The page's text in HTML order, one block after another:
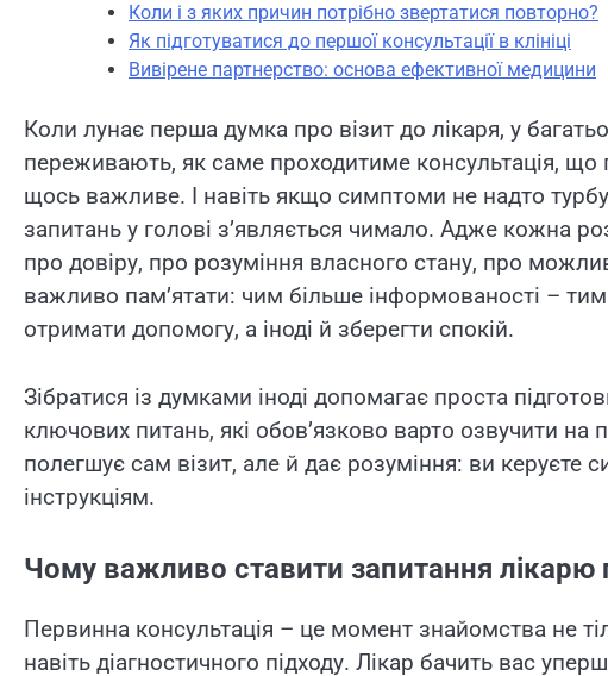
Коли і з яких причин потрібно звертатися повторно?
Як підготуватися до першої консультації в клініці
Вивірене партнерство: основа ефективної медицини
Коли лунає перша думка про візит до лікаря, у
переживають, як саме проходитиме консультація, що
щось важливе. І навіть якщо симптоми не надто
запитань у голові з’являється чимало. Адже кожна
про довіру, про розуміння власного стану, про
важливо пам’ятати: чим більше інформованості –
отримати допомогу, а іноді й зберегти спокій.
Зібратися із думками іноді допомагає проста
ключових питань, які обов’язково варто озвучити на
полегшує сам візит, але й дає розуміння: ви керуєте
інструкціям.
Чому важливо ставити запитання лікарю
Первинна консультація – це момент знайомства не
навіть діагностичного підходу. Лікар бачить вас